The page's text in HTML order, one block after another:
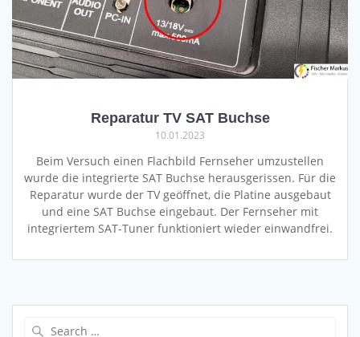
Reparatur TV SAT Buchse
10.01.2023
Beim Versuch einen Flachbild Fernseher umzustellen
wurde die integrierte SAT Buchse herausgerissen. Für die
Reparatur wurde der TV geöffnet, die Platine ausgebaut
und eine SAT Buchse eingebaut. Der Fernseher mit
integriertem SAT-Tuner funktioniert wieder einwandfrei.